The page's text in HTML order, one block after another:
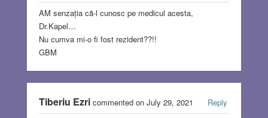
AM senzația că-l cunosc pe medicul acesta,
Dr.Kapel…
Nu cumva mi-o fi fost rezident??!!
GBM
Tiberiu Ezricommented on July 29, 2021
Reply